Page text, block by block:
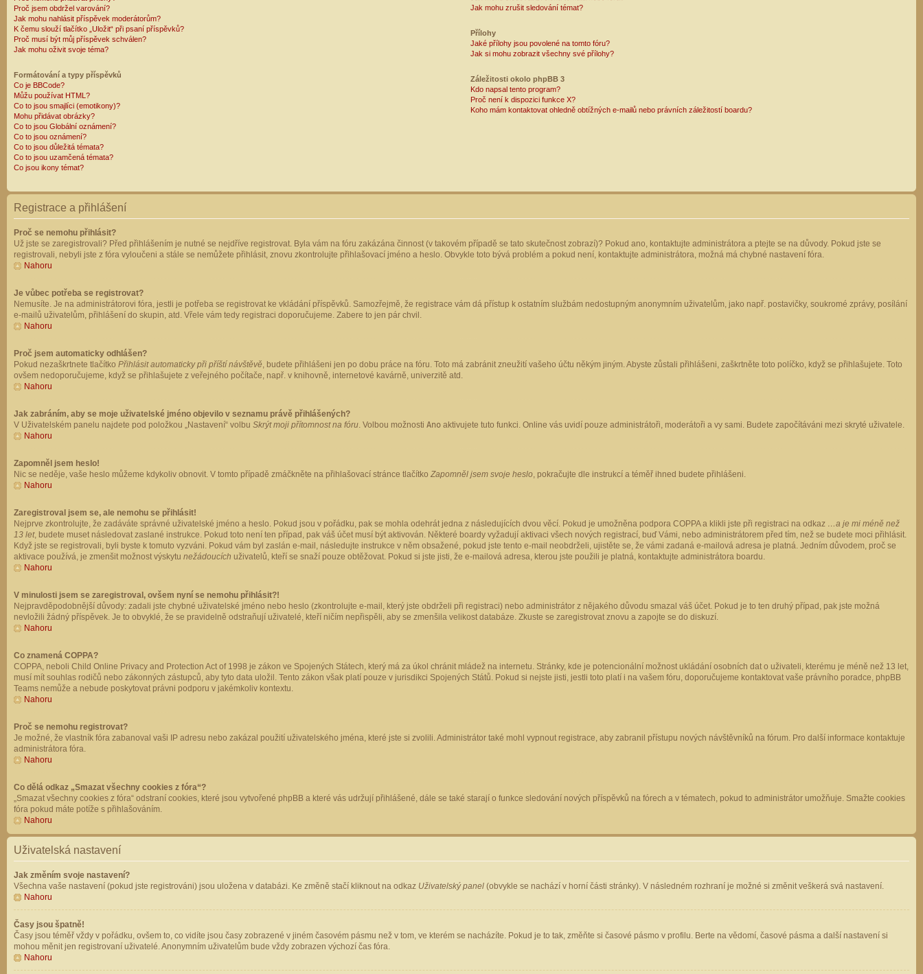
Proč jsem obdržel varování?
Jak mohu nahlásit příspěvek moderátorům?
K čemu slouží tlačítko „Uložit“ při psaní příspěvků?
Proč musí být můj příspěvek schválen?
Jak mohu oživit svoje téma?
Formátování a typy příspěvků
Co je BBCode?
Můžu používat HTML?
Co to jsou smajlíci (emotikony)?
Mohu přidávat obrázky?
Co to jsou Globální oznámení?
Co to jsou oznámení?
Co to jsou důležitá témata?
Co to jsou uzamčená témata?
Co jsou ikony témat?
Jak mohu zrušit sledování témat?
Přílohy
Jaké přílohy jsou povolené na tomto fóru?
Jak si mohu zobrazit všechny své přílohy?
Záležitosti okolo phpBB 3
Kdo napsal tento program?
Proč není k dispozici funkce X?
Koho mám kontaktovat ohledně obtížných e-mailů nebo právních záležitostí boardu?
Registrace a přihlášení
Proč se nemohu přihlásit?
Už jste se zaregistrovali? Před přihlášením je nutné se nejdříve registrovat. Byla vám na fóru zakázána činnost (v takovém případě se tato skutečnost zobrazí)? Pokud ano, kontaktujte administrátora a ptejte se na důvody. Pokud jste se
registrovali, nebyli jste z fóra vyloučeni a stále se nemůžete přihlásit, znovu zkontrolujte přihlašovací jméno a heslo. Obvykle toto bývá problém a pokud není, kontaktujte administrátora, možná má chybné nastavení fóra.
Nahoru
Je vůbec potřeba se registrovat?
Nemusíte. Je na administrátorovi fóra, jestli je potřeba se registrovat ke vkládání příspěvků. Samozřejmě, že registrace vám dá přístup k ostatním službám nedostupným anonymním uživatelům, jako např. postavičky, soukromé zprávy, posílání
e-mailů uživatelům, přihlášení do skupin, atd. Vřele vám tedy registraci doporučujeme. Zabere to jen pár chvil.
Nahoru
Proč jsem automaticky odhlášen?
Pokud nezaškrtnete tlačítko Přihlásit automaticky při příští návštěvě, budete přihlášeni jen po dobu práce na fóru. Toto má zabránit zneužití vašeho účtu někým jiným. Abyste zůstali přihlášeni, zaškrtněte toto políčko, když se přihlašujete. Toto
ovšem nedoporučujeme, když se přihlašujete z veřejného počítače, např. v knihovně, internetové kavárně, univerzitě atd.
Nahoru
Jak zabráním, aby se moje uživatelské jméno objevilo v seznamu právě přihlášených?
V Uživatelském panelu najdete pod položkou „Nastavení“ volbu Skrýt moji přítomnost na fóru. Volbou možnosti Ano aktivujete tuto funkci. Online vás uvidí pouze administrátoři, moderátoři a vy sami. Budete započítáváni mezi skryté uživatele.
Nahoru
Zapomněl jsem heslo!
Nic se neděje, vaše heslo můžeme kdykoliv obnovit. V tomto případě zmáčkněte na přihlašovací stránce tlačítko Zapomněl jsem svoje heslo, pokračujte dle instrukcí a téměř ihned budete přihlášeni.
Nahoru
Zaregistroval jsem se, ale nemohu se přihlásit!
Nejprve zkontrolujte, že zadáváte správné uživatelské jméno a heslo. Pokud jsou v pořádku, pak se mohla odehrát jedna z následujících dvou věcí. Pokud je umožněna podpora COPPA a klikli jste při registraci na odkaz …a je mi méně než
13 let, budete muset následovat zaslané instrukce. Pokud toto není ten případ, pak váš účet musí být aktivován. Některé boardy vyžadují aktivaci všech nových registrací, buď Vámi, nebo administrátorem před tím, než se budete moci přihlásit.
Když jste se registrovali, byli byste k tomuto vyzváni. Pokud vám byl zaslán e-mail, následujte instrukce v něm obsažené, pokud jste tento e-mail neobdrželi, ujistěte se, že vámi zadaná e-mailová adresa je platná. Jedním důvodem, proč se
aktivace používá, je zmenšit možnost výskytu nežádoucích uživatelů, kteří se snaží pouze obtěžovat. Pokud si jste jisti, že e-mailová adresa, kterou jste použili je platná, kontaktujte administrátora boardu.
Nahoru
V minulosti jsem se zaregistroval, ovšem nyní se nemohu přihlásit?!
Nejpravděpodobnější důvody: zadali jste chybné uživatelské jméno nebo heslo (zkontrolujte e-mail, který jste obdrželi při registraci) nebo administrátor z nějakého důvodu smazal váš účet. Pokud je to ten druhý případ, pak jste možná
nevložili žádný příspěvek. Je to obvyklé, že se pravidelně odstraňují uživatelé, kteří ničím nepřispěli, aby se zmenšila velikost databáze. Zkuste se zaregistrovat znovu a zapojte se do diskuzí.
Nahoru
Co znamená COPPA?
COPPA, neboli Child Online Privacy and Protection Act of 1998 je zákon ve Spojených Státech, který má za úkol chránit mládež na internetu. Stránky, kde je potencionální možnost ukládání osobních dat o uživateli, kterému je méně než 13 let,
musí mít souhlas rodičů nebo zákonných zástupců, aby tyto data uložil. Tento zákon však platí pouze v jurisdikci Spojených Států. Pokud si nejste jisti, jestli toto platí i na vašem fóru, doporučujeme kontaktovat vaše právního poradce, phpBB
Teams nemůže a nebude poskytovat právni podporu v jakémkoliv kontextu.
Nahoru
Proč se nemohu registrovat?
Je možné, že vlastník fóra zabanoval vaši IP adresu nebo zakázal použití uživatelského jména, které jste si zvolili. Administrátor také mohl vypnout registrace, aby zabranil přístupu nových návštěvníků na fórum. Pro další informace kontaktuje
administrátora fóra.
Nahoru
Co dělá odkaz „Smazat všechny cookies z fóra“?
„Smazat všechny cookies z fóra“ odstraní cookies, které jsou vytvořené phpBB a které vás udržují přihlášené, dále se také starají o funkce sledování nových příspěvků na fórech a v tématech, pokud to administrátor umožňuje. Smažte cookies
fóra pokud máte potíže s přihlašováním.
Nahoru
Uživatelská nastavení
Jak změním svoje nastavení?
Všechna vaše nastavení (pokud jste registrováni) jsou uložena v databázi. Ke změně stačí kliknout na odkaz Uživatelský panel (obvykle se nachází v horní části stránky). V následném rozhraní je možné si změnit veškerá svá nastavení.
Nahoru
Časy jsou špatně!
Časy jsou téměř vždy v pořádku, ovšem to, co vidíte jsou časy zobrazené v jiném časovém pásmu než v tom, ve kterém se nacházíte. Pokud je to tak, změňte si časové pásmo v profilu. Berte na vědomí, časové pásma a další nastavení si
mohou měnit jen registrovaní uživatelé. Anonymním uživatelům bude vždy zobrazen výchozí čas fóra.
Nahoru